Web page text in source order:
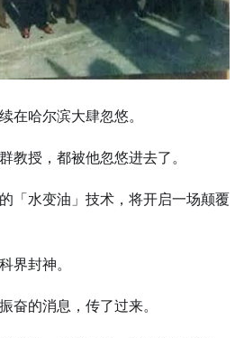
在哈尔滨大肆忽悠。
教授，都被他忽悠进去了。
「水变油」技术，将开启一场颠覆
界封神。
奋的消息，传了过来。